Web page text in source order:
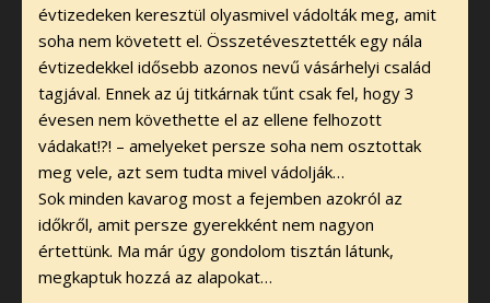
évtizedeken keresztül olyasmivel vádolták meg, amit
soha nem követett el. Összetévesztették egy nála
évtizedekkel idősebb azonos nevű vásárhelyi család
tagjával. Ennek az új titkárnak tűnt csak fel, hogy 3
évesen nem követhette el az ellene felhozott
vádakat!?! – amelyeket persze soha nem osztottak
meg vele, azt sem tudta mivel vádolják…
Sok minden kavarog most a fejemben azokról az
időkről, amit persze gyerekként nem nagyon
értettünk. Ma már úgy gondolom tisztán látunk,
megkaptuk hozzá az alapokat…